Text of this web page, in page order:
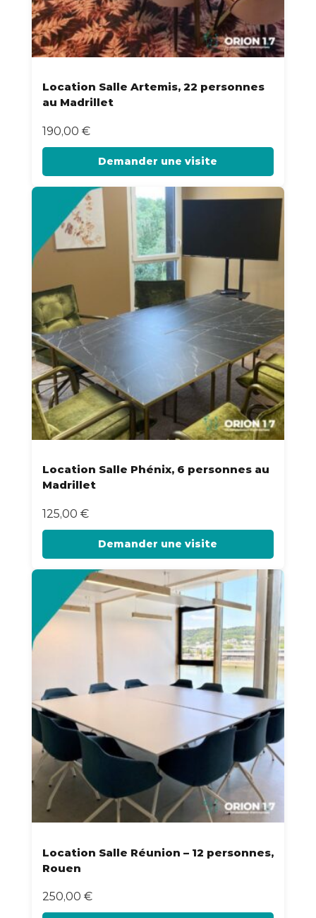
Location Salle Artemis, 22 personnes
au Madrillet
190,00 €
Demander une visite
Location Salle Phénix, 6 personnes au
Madrillet
125,00 €
Demander une visite
Location Salle Réunion – 12 personnes,
Rouen
250,00 €